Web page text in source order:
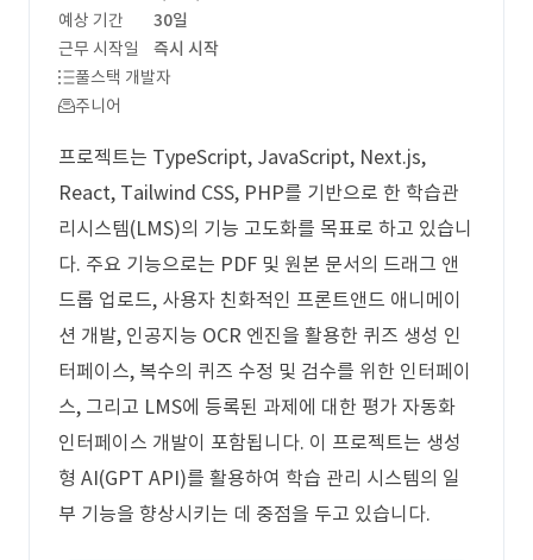
예상 기간
30일
근무 시작일
즉시 시작
풀스택 개발자
주니어
프로젝트는 TypeScript, JavaScript, Next.js,
React, Tailwind CSS, PHP를 기반으로 한 학습관
리시스템(LMS)의 기능 고도화를 목표로 하고 있습니
다. 주요 기능으로는 PDF 및 원본 문서의 드래그 앤
드롭 업로드, 사용자 친화적인 프론트앤드 애니메이
션 개발, 인공지능 OCR 엔진을 활용한 퀴즈 생성 인
터페이스, 복수의 퀴즈 수정 및 검수를 위한 인터페이
스, 그리고 LMS에 등록된 과제에 대한 평가 자동화
인터페이스 개발이 포함됩니다. 이 프로젝트는 생성
형 AI(GPT API)를 활용하여 학습 관리 시스템의 일
부 기능을 향상시키는 데 중점을 두고 있습니다.